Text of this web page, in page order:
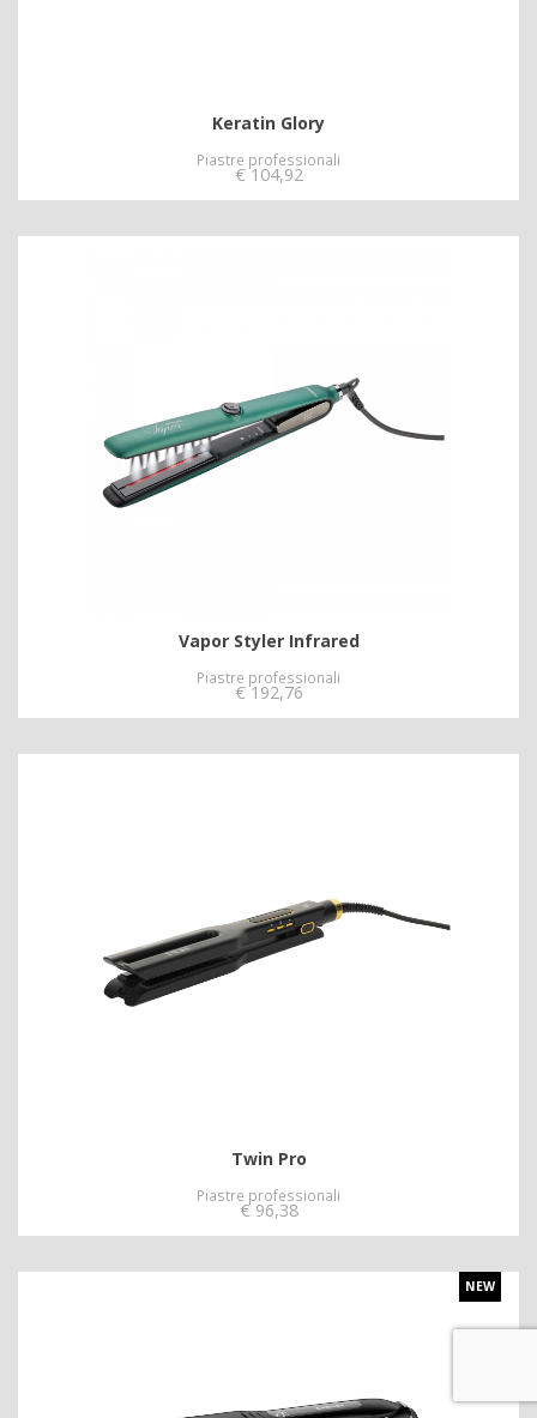
Keratin Glory
Piastre professionali
€ 104,92
Vapor Styler Infrared
Piastre professionali
€ 192,76
Twin Pro
Piastre professionali
€96,38
NEW